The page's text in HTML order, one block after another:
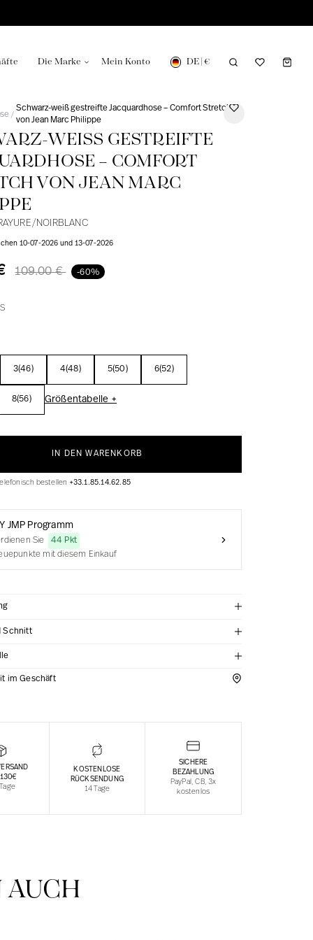
Die Marke
in
Unsere Nachrichten in der Zeitung
Mein Konto DE €
/
Schwarz-weiß gestreifte Jacquardhose – Comfort Stretch
von Jean Marc Philippe
WEISS GESTREIFTE J
– COMFORT S
VON JEAN MARC P
NOIRBLANC
10-07-2026 und 13-07-2026
109.00 € -60%
3(46) 4(48) 5(50) 6(52)
8(56) Größentabelle +
IN DEN WARENKORB
bestellen +33.1.85.14.62.85
JMP Programm
Sie
44 Pkt
mit diesem Einkauf
Schnitt
im Geschäft
KOSTENLOSE
RÜCKSENDUNG
14 Tage
SICHERE
BEZAHLUNG
PayPal, CB, 3x
kostenlos
AUCH